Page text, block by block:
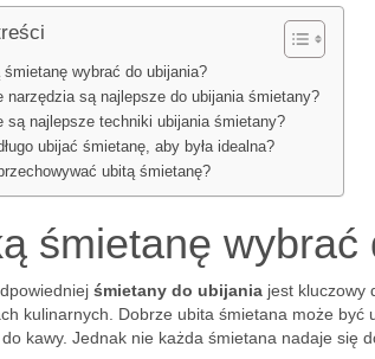
śmietanę wybrać do ubijania?
narzędzia są najlepsze do ubijania śmietany?
są najlepsze techniki ubijania śmietany?
ubijać śmietanę, aby była idealna?
ubitą śmietanę?
śmietanę wybrać
śmietany do ubijania jest kluczowy
kulinarnych. Dobrze ubita śmietana może być
kawy. Jednak nie każda śmietana nadaje się